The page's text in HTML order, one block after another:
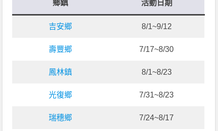
鄉鎮 活動日期
吉安鄉 8/1~9/12
壽豐鄉 7/17~8/30
鳳林鎮 8/1~8/23
光復鄉 7/31~8/23
瑞穗鄉 7/24~8/17